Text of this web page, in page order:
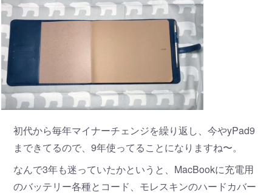
初代から毎年マイナーチェンジを繰り返し、今やyPad9
まできてるので、9年使ってることになりますね〜。
なんで3年も迷っていたかというと、MacBookに充電用
のバッテリー各種とコード、モレスキンのハードカバー